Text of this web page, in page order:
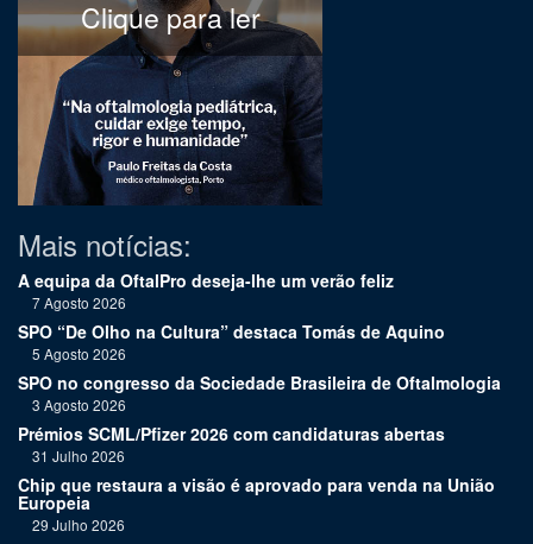
Clique para ler
Mais notícias:
A equipa da OftalPro deseja-lhe um verão feliz
7 Agosto 2026
SPO “De Olho na Cultura” destaca Tomás de Aquino
5 Agosto 2026
SPO no congresso da Sociedade Brasileira de Oftalmologia
3 Agosto 2026
Prémios SCML/Pfizer 2026 com candidaturas abertas
31 Julho 2026
Chip que restaura a visão é aprovado para venda na União
Europeia
29 Julho 2026